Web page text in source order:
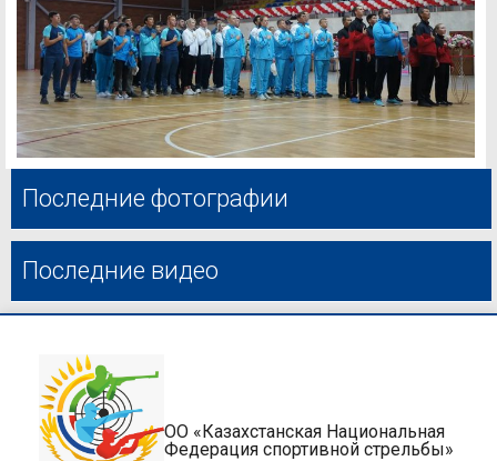
Последние фотографии
Последние видео
ОО «Казахстанская Национальная
Федерация спортивной стрельбы»